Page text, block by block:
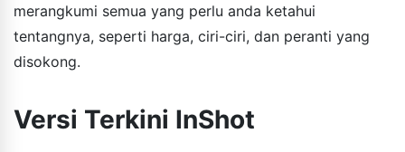
merangkumi semua yang perlu anda ketahui
tentangnya, seperti harga, ciri-ciri, dan peranti yang
disokong.
Versi Terkini InShot